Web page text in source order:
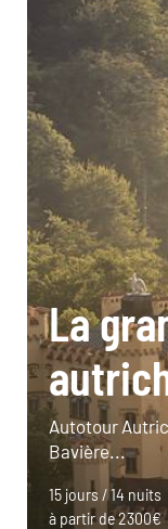
La
Autotour
Bavière...
15 jours / 14 nuits
à partir de 2300€